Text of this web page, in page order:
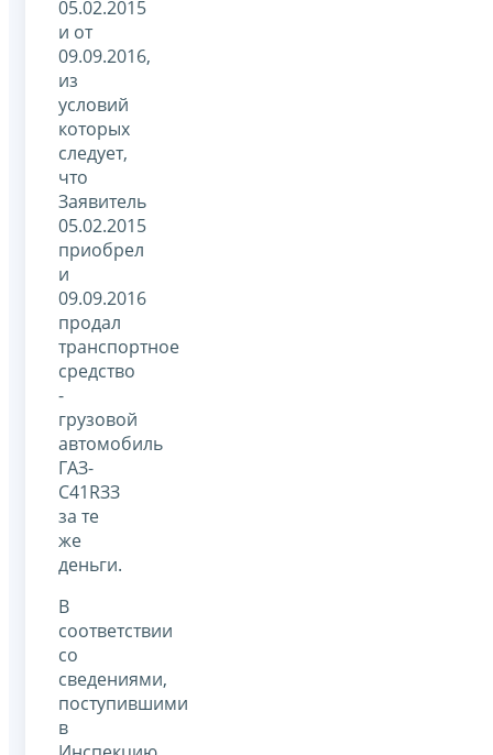
05.02.2015
и от
09.09.2016,
из
условий
которых
следует,
что
Заявитель
05.02.2015
приобрел
и
09.09.2016
продал
транспортное
средство
-
грузовой
автомобиль
ГАЗ-
С41RЗЗ
за те
же
деньги.
В
соответствии
со
сведениями,
поступившими
в